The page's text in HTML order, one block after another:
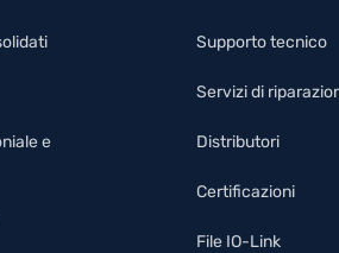
e
Supporto tecnico
Servizi di
Distributori
Certificazioni
File IO-Link